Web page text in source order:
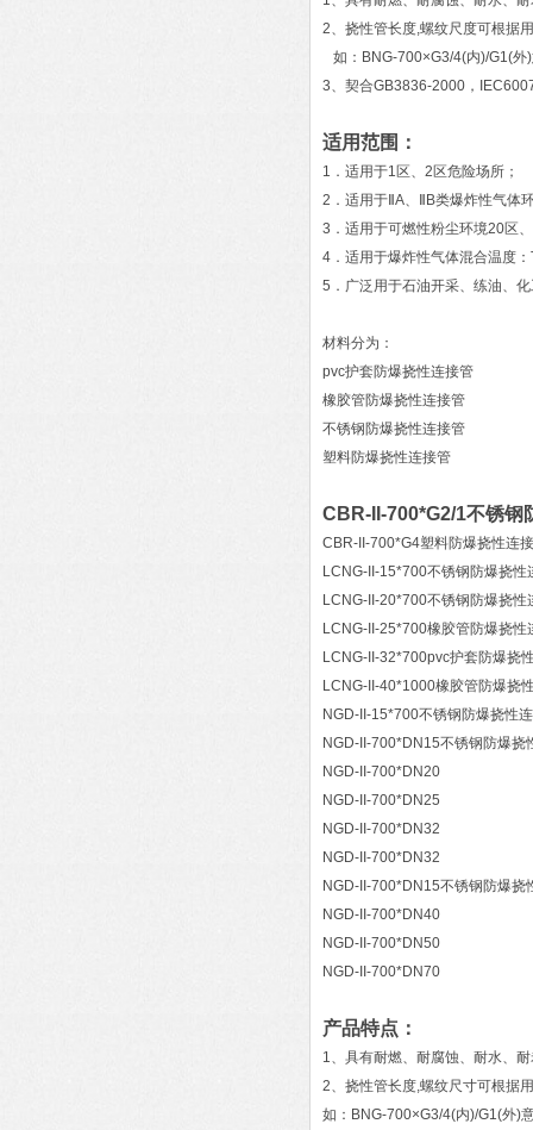
2、挠性管长度,螺纹尺度可根据
如：BNG-700×G3/4(内)/G1(外
3、契合GB3836-2000，
适用范围：
1．适用于1区、2区危险场所；
2．适用于ⅡA、ⅡB类爆炸性气体
3．适用于可燃性粉尘环境20区
4．适用于爆炸性气体混合温度
5．广泛用于石油开采、练油、
材料分为：
pvc护套防爆挠性连接管
橡胶管防爆挠性连接管
不锈钢防爆挠性连接管
塑料防爆挠性连接管
CBR-II-700*G2/1不锈
CBR-II-700*G4塑料防爆挠性连
LCNG-II-15*700不锈钢防爆
LCNG-II-20*700不锈钢防爆挠
LCNG-II-25*700橡胶管防爆挠
LCNG-II-32*700pvc护套防爆挠
LCNG-II-40*1000橡胶管防爆挠
NGD-II-15*700不锈钢防爆挠性
NGD-II-700*DN15不锈钢防爆
NGD-II-700*DN20
NGD-II-700*DN25
NGD-II-700*DN32
NGD-II-700*DN32
NGD-II-700*DN15不锈钢防爆
NGD-II-700*DN40
NGD-II-700*DN50
NGD-II-700*DN70
产品特点：
1、具有耐燃、耐腐蚀、耐水、
2、挠性管长度,螺纹尺寸可根据
如：BNG-700×G3/4(内)/G1(外)